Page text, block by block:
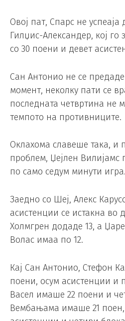
Овој пат, Спарс не успеаја
Гилџис-Александер, кој
со 30 поени и девет
Сан Антонио не се
момент, неколку пати се
последната четвртина не
темпото на противниците.
Оклахома славеше така, и
проблем, Џејлен Вилијамс
по само седум минути игра.
Заедно со Шеј, Алекс
асистенции се истакна
Холмгрен додаде 13, а
Волас имаа по 12.
Кај Сан Антонио, Стефон
поени, осум асистенции и
Васел имаше 22 поени и
Вембањама имаше 21 поен,